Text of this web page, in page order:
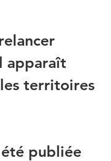
apparaît
territoires
publiée